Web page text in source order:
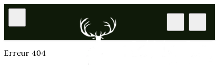
Erreur 404